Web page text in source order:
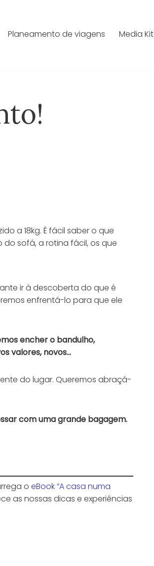
Planeamento de viagens Media Kit
a 18kg. É fácil saber o que
do sofá, a rotina fácil, os que
ir à descoberta do que é
enfrentá-lo para que ele
encher o bandulho,
valores, novos…
do lugar. Queremos abraçá-
com uma grande bagagem.
o eBook “Acasa numa
as nossas dicas e experiências